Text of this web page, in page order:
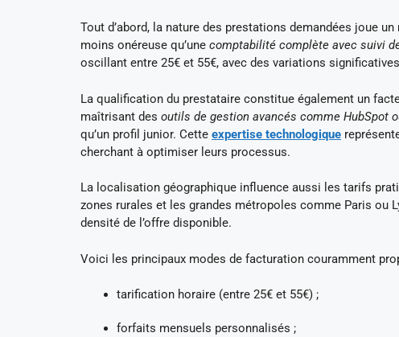
Tout d’abord, la nature des prestations demandées joue
moins onéreuse qu’une comptabilité complète avec suivi
oscillant entre 25€ et 55€, avec des variations
La qualification du prestataire constitue également un
maîtrisant des outils de gestion avancés comme HubSpot
qu’un profil junior. Cette expertise technologique
cherchant à optimiser leurs processus.
La localisation géographique influence aussi les tarifs
zones rurales et les grandes métropoles comme Paris ou
densité de l’offre disponible.
Voici les principaux modes de facturation couramment
tarification horaire (entre 25€ et 55€) ;
forfaits mensuels personnalisés ;